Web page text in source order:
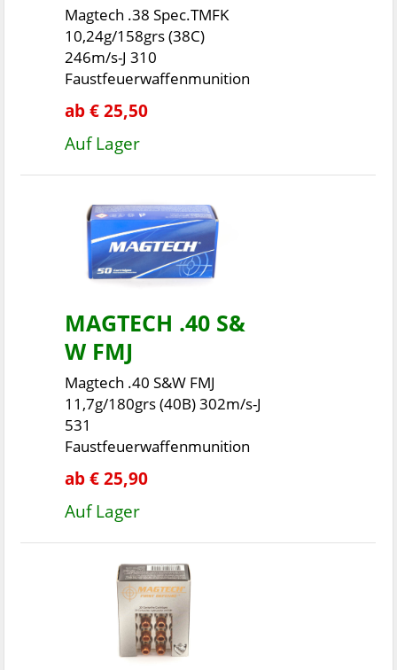
Magtech .38 Spec.TMFK
10,24g/158grs (38C)
246m/s-J 310
Faustfeuerwaffenmunition
ab € 25,50
Auf Lager
MAGTECH .40 S&
W FMJ
Magtech .40 S&W FMJ
11,7g/180grs (40B) 302m/s-J
531
Faustfeuerwaffenmunition
ab € 25,90
Auf Lager